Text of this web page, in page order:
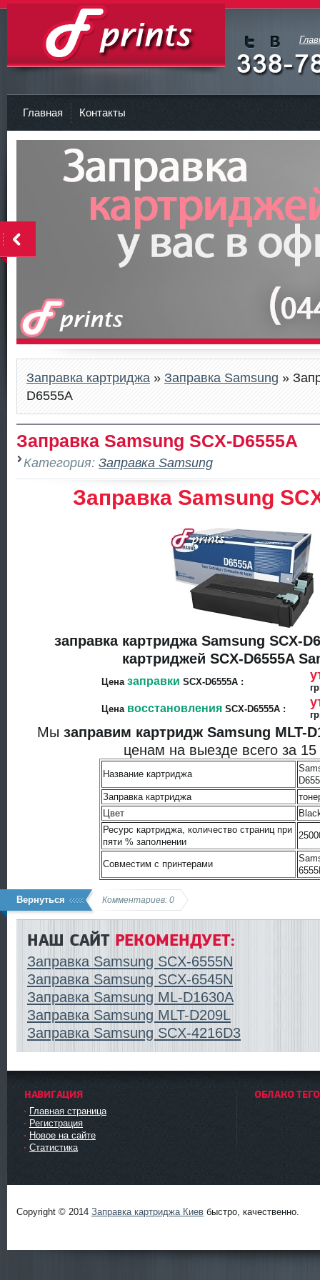
Заправка картриджа Киев
Мы в
Twitte
Мы в
vKont
Главная Контакты
Заправка картриджа » Заправка Samsung »
D6555A
Заправка Samsung SCX-D6555A
Категория: Заправка Samsung
Заправка Samsung
заправка картриджа Samsung SCX-
картриджей SCX-D6555A
Цена заправки SCX-D6555A :
Цена восстановленияSCX-D6555A :
Мы заправим картридж Samsung MLT-
ценам на выезде всего за
Название картриджа
Заправка картриджа
Цвет
Ресурс картриджа, количество страниц при
пяти % заполнении
Совместим с принтерами
Вернуться Комментариев: 0
НАШ САЙТРЕКОМЕНДУЕТ:
Заправка Samsung SCX-6555N
Заправка Samsung SCX-6545N
Заправка Samsung ML-D1630A
Заправка Samsung MLT-D209L
Заправка Samsung SCX-4216D3
НАВИГАЦИЯ
Главная страница
Регистрация
Новое на сайте
Статистика
ОБЛАКО
Copyright © 2014 Заправка картриджа Киев быстро, качественно.